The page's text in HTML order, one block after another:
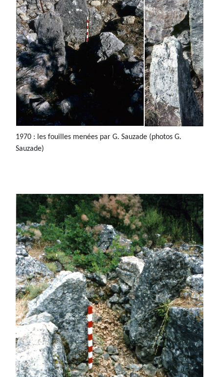
1970 : les fouilles menées par G. Sauzade (photos G.
Sauzade)